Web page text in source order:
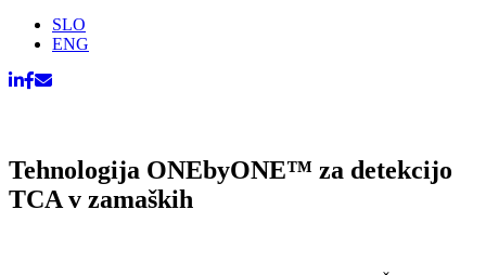
SLO
ENG
Tehnologija ONEbyONE™ za detekcijo
TCA v zamaških